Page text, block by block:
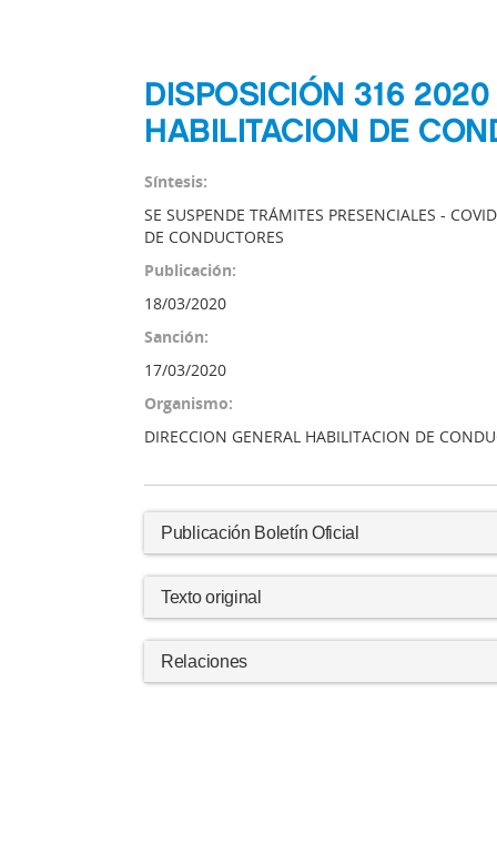
DISPOSICIÓN 316
HABILITACION DE
Síntesis:
SE SUSPENDE TRÁMITES PRESENCIALES -
DE CONDUCTORES
Publicación:
18/03/2020
Sanción:
17/03/2020
Organismo:
DIRECCION GENERAL HABILITACION DE
Publicación Boletín Oficial
Texto original
Relaciones